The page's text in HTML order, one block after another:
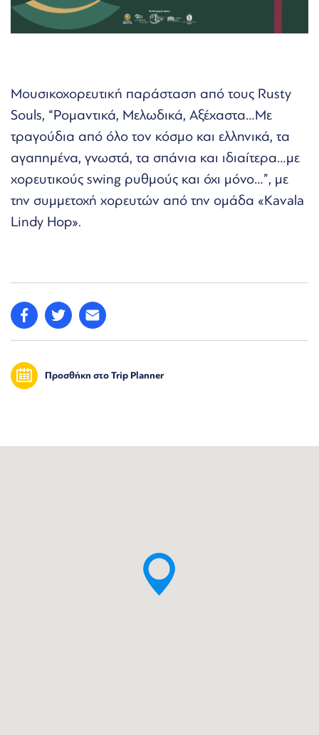
Μουσικοχορευτική παράσταση από τους Rusty
Souls, “Ρομαντικά, Μελωδικά, Αξέχαστα…Με
τραγούδια από όλο τον κόσμο και ελληνικά, τα
αγαπημένα, γνωστά, τα σπάνια και ιδιαίτερα…με
χορευτικούς swing ρυθμούς και όχι μόνο…”, με
την συμμετοχή χορευτών από την ομάδα «Kavala
Lindy Hop».
Προσθήκη στο Trip Planner